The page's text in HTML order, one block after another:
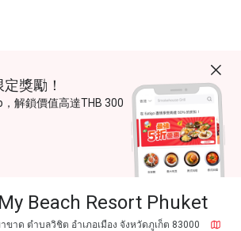
獎勵！
解鎖價值高達THB 300
Beach Resort Phuket
ขาด ตำบลวิชิต อำเภอเมือง จังหวัดภูเก็ต 83000